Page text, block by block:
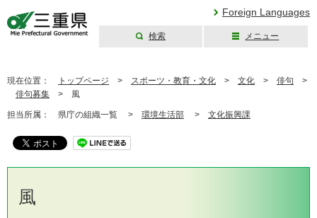
Foreign Languages
検索 メニュー
現在位置： トップページ > スポーツ・教育・文化 > 文化 > 俳句 >
俳句募集 > 風
担当所属： 県庁の組織一覧 > 環境生活部 > 文化振興課
風